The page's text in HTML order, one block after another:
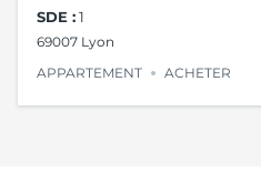
SDE :1
69007 Lyon
APPARTEMENT
ACHETER